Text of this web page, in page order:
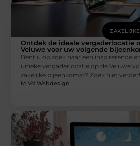
Ontdek de ideale vergaderlocatie
Veluwe voor uw volgende
Bent u op zoek naar een inspirerende en
unieke vergaderlocatie op de Veluwe
zakelijke bijeenkomst? Zoek niet
M Vd Webdesign